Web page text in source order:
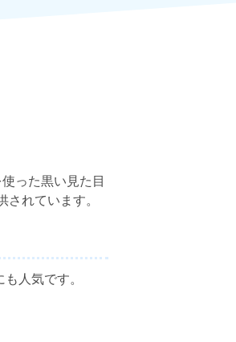
使った黒い見た目
れています。
人気です。